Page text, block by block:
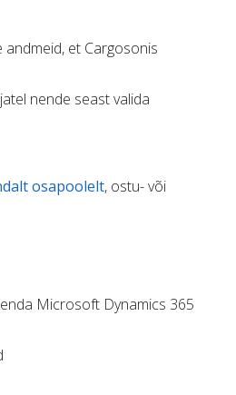
et Cargosonis
nende seast valida
osapoolelt, ostu- või
Microsoft Dynamics 365